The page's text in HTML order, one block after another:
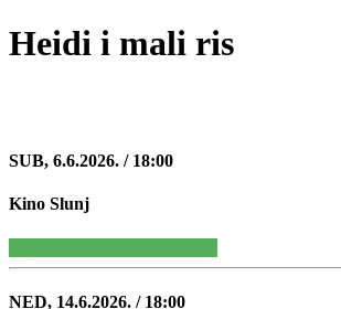
Heidi i mali ris
SUB, 6.6.2026. / 18:00
Kino Slunj
NED, 14.6.2026. / 18:00